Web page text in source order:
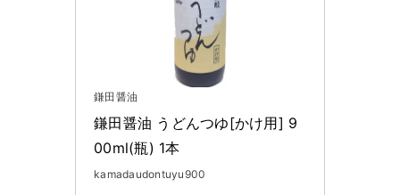
鎌田醤油
鎌田醤油 うどんつゆ[かけ用] 9
00ml(瓶) 1本
kamadaudontuyu900